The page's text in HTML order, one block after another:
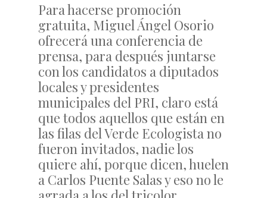
Para hacerse promoción
gratuita, Miguel Ángel Osorio
ofrecerá una conferencia de
prensa, para después juntarse
con los candidatos a diputados
locales y presidentes
municipales del PRI, claro está
que todos aquellos que están en
las filas del Verde Ecologista no
fueron invitados, nadie los
quiere ahí, porque dicen, huelen
a Carlos Puente Salas y eso no le